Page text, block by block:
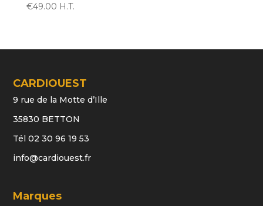
€49.00 H.T.
CARDIOUEST
9 rue de la Motte d’Ille
35830 BETTON
Tél 02 30 96 19 53
info@cardiouest.fr
Marques